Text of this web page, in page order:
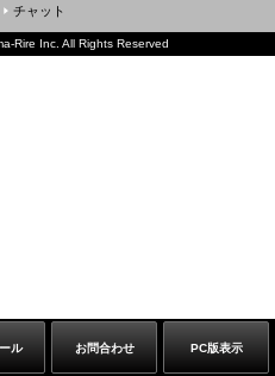
ル お問合わせ PC版表示
チャット
Rire Inc. All Rights Reserved